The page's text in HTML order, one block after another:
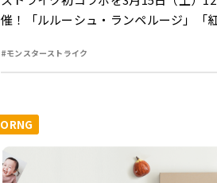
催！「ルルーシュ・ランペルージ」「
C.C.」はコラボスターターパックで登場
#モンスターストライク
ORNG